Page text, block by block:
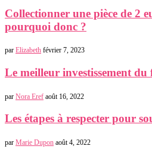
Collectionner une pièce de 2
pourquoi donc ?
par Elizabeth février 7, 2023
Le meilleur investissement
par Nora Eref août 16, 2022
Les étapes à respecter pour
par Marie Dupon août 4, 2022